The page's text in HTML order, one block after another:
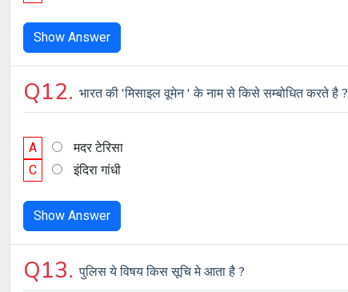
Show Answer
Q12. भारत की 'मिसाइल वूमेन ' के नाम से किसे सम्बोधित करते है ?
A मदर टेरिसा
C
इंदिरा गांधी
Show Answer
Q13.पुलिस ये विषय किस सूचि मे आता है ?